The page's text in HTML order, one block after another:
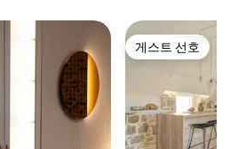
게스트 선호
게스트 선호